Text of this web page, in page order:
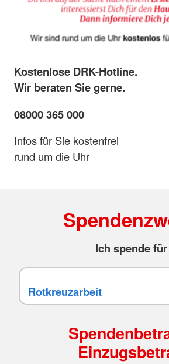
Kostenlose DRK-Hotline.
Wir beraten Sie gerne.
08000 365 000
Infos für Sie kostenfrei
rund um die Uhr
Ich spende für